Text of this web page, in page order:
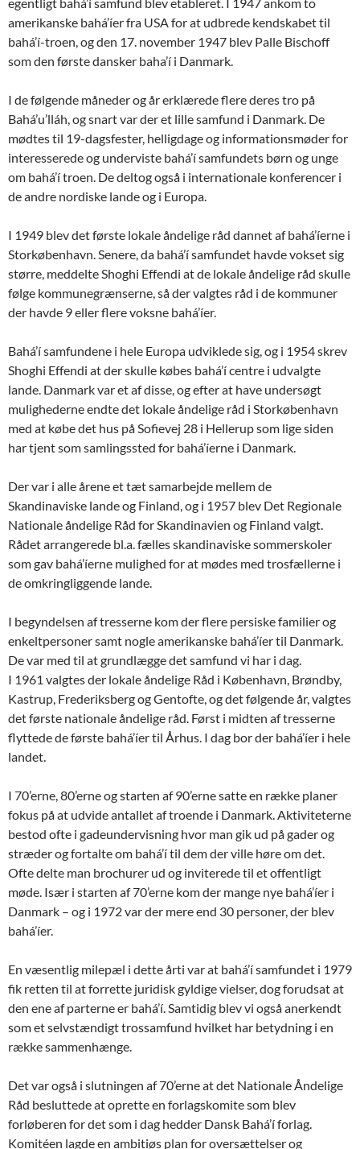
egentligt bahá’í samfund blev etableret. I 1947 ankom to
amerikanske bahá’íer fra USA for at udbrede kendskabet til
bahá’í-troen, og den 17. november 1947 blev Palle Bischoff
som den første dansker baha’í i Danmark.
I de følgende måneder og år erklærede flere deres tro på
Bahá’u’lláh, og snart var der et lille samfund i Danmark. De
mødtes til 19-dagsfester, helligdage og informationsmøder for
interesserede og underviste bahá’í samfundets børn og unge
om bahá’í troen. De deltog også i internationale konferencer i
de andre nordiske lande og i Europa.
I 1949 blev det første lokale åndelige råd dannet af bahá’íerne i
Storkøbenhavn. Senere, da bahá’í samfundet havde vokset sig
større, meddelte Shoghi Effendi at de lokale åndelige råd skulle
følge kommunegrænserne, så der valgtes råd i de kommuner
der havde 9 eller flere voksne bahá’íer.
Bahá’í samfundene i hele Europa udviklede sig, og i 1954 skrev
Shoghi Effendi at der skulle købes bahá’í centre i udvalgte
lande. Danmark var et af disse, og efter at have undersøgt
mulighederne endte det lokale åndelige råd i Storkøbenhavn
med at købe det hus på Sofievej 28 i Hellerup som lige siden
har tjent som samlingssted for bahá’íerne i Danmark.
Der var i alle årene et tæt samarbejde mellem de
Skandinaviske lande og Finland, og i 1957 blev Det Regionale
Nationale åndelige Råd for Skandinavien og Finland valgt.
Rådet arrangerede bl.a. fælles skandinaviske sommerskoler
som gav bahá’íerne mulighed for at mødes med trosfællerne i
de omkringliggende lande.
I begyndelsen af tresserne kom der flere persiske familier og
enkeltpersoner samt nogle amerikanske bahá’íer til Danmark.
De var med til at grundlægge det samfund vi har i dag.
I 1961 valgtes der lokale åndelige Råd i København, Brøndby,
Kastrup, Frederiksberg og Gentofte, og det følgende år, valgtes
det første nationale åndelige råd. Først i midten af tresserne
flyttede de første bahá’íer til Århus. I dag bor der bahá’íer i hele
landet.
I 70’erne, 80’erne og starten af 90’erne satte en række planer
fokus på at udvide antallet af troende i Danmark. Aktiviteterne
bestod ofte i gadeundervisning hvor man gik ud på gader og
stræder og fortalte om bahá’í til dem der ville høre om det.
Ofte delte man brochurer ud og inviterede til et offentligt
møde. Især i starten af 70’erne kom der mange nye bahá’íer i
Danmark – og i 1972 var der mere end 30 personer, der blev
bahá’íer.
En væsentlig milepæl i dette årti var at bahá’í samfundet i 1979
fik retten til at forrette juridisk gyldige vielser, dog forudsat at
den ene af parterne er bahá’í. Samtidig blev vi også anerkendt
som et selvstændigt trossamfund hvilket har betydning i en
række sammenhænge.
Det var også i slutningen af 70’erne at det Nationale Åndelige
Råd besluttede at oprette en forlagskomite som blev
forløberen for det som i dag hedder Dansk Bahá’í forlag.
Komitéen lagde en ambitiøs plan for oversættelser og